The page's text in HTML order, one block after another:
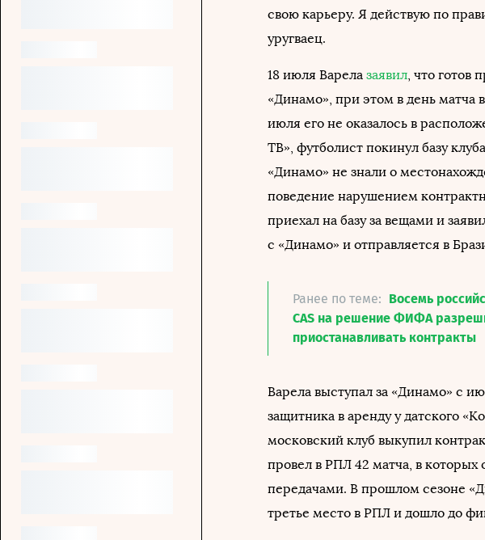
свою карьеру. Я действую по
уругваец.
18 июля Варела заявил, что готов
«Динамо», при этом в день матча
июля его не оказалось в
ТВ», футболист покинул базу
«Динамо» не знали о
поведение нарушением
приехал на базу за вещами и
с «Динамо» и отправляется в
Ранее по теме: Восемь
CAS на решение ФИФА
приостанавливать контракты
Варела выступал за «Динамо» с
защитника в аренду у датского
московский клуб выкупил
провел в РПЛ 42 матча, в
передачами. В прошлом сезоне
третье место в РПЛ и дошло до